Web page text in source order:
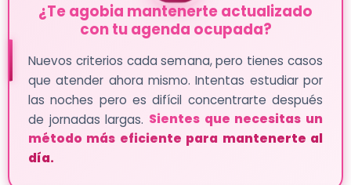
¿Te agobia mantenerte actualizado
con tu agenda ocupada?
Nuevos criterios cada semana, pero tienes casos
que atender ahora mismo. Intentas estudiar por
las noches pero es difícil concentrarte después
de jornadas largas. Sientes que necesitas un
método más eficiente para mantenerte al
día.